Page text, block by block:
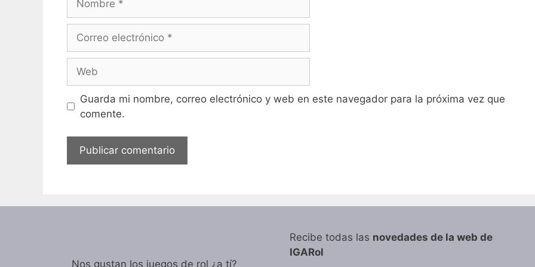
electrónico
Guarda mi nombre, correo electrónico y web en este navegador para la próxima vez que
comente.
Nos gustan los juegos de rol ¿a tí?
Recibe todas las novedades de la web de
IGARol